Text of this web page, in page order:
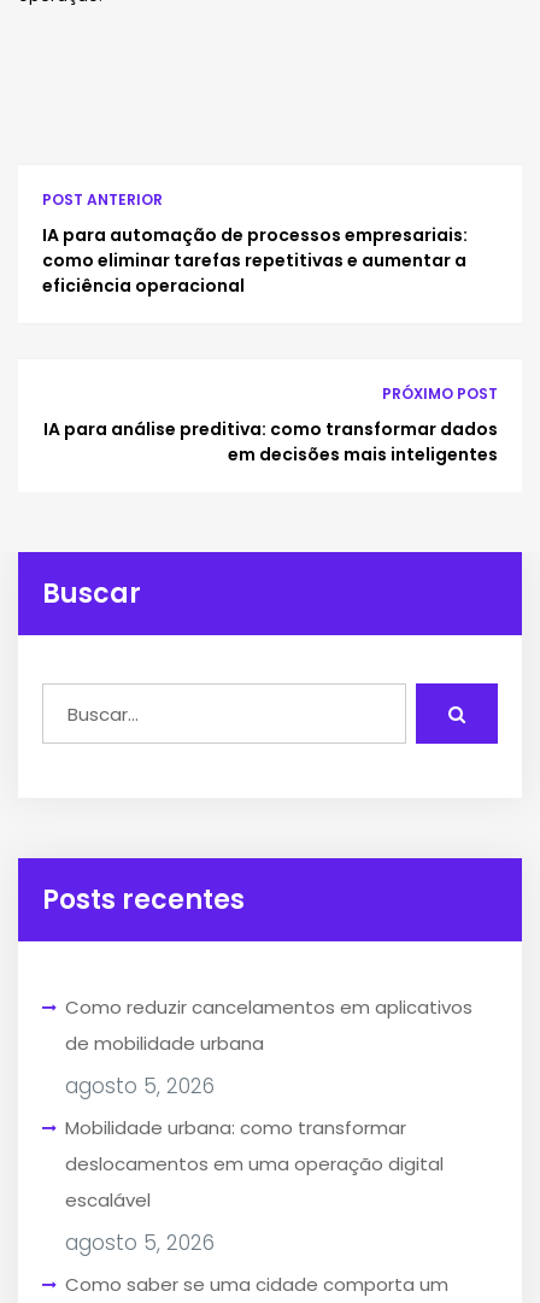
POST ANTERIOR
IA para automação de processos empresariais:
como eliminar tarefas repetitivas e aumentar a
eficiência operacional
PRÓXIMO POST
IA para análise preditiva: como transformar dados
em decisões mais inteligentes
Buscar
Posts recentes
Como reduzir cancelamentos em aplicativos
de mobilidade urbana
agosto 5, 2026
Mobilidade urbana: como transformar
deslocamentos em uma operação digital
escalável
agosto 5, 2026
Como saber se uma cidade comporta um